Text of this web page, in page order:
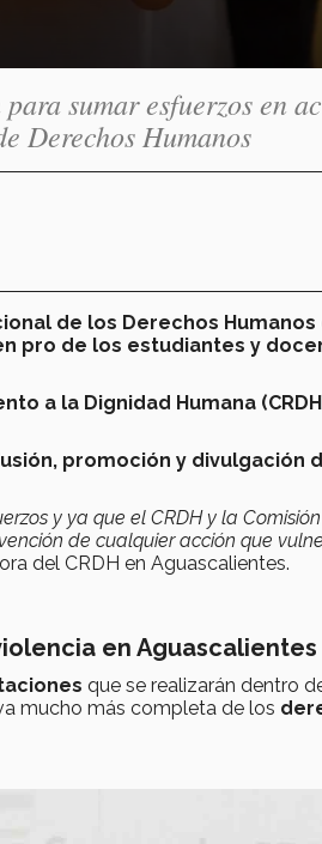
sumar esfuerzos en
Derechos Humanos
de los Derechos Humanos
pro de los estudiantes y
a la Dignidad Humana
promoción y divulgación
y ya que el CRDH y la
de cualquier acción que
del CRDH en Aguascalientes.
en Aguascalientes
que se realizarán dentro
mucho más completa de los